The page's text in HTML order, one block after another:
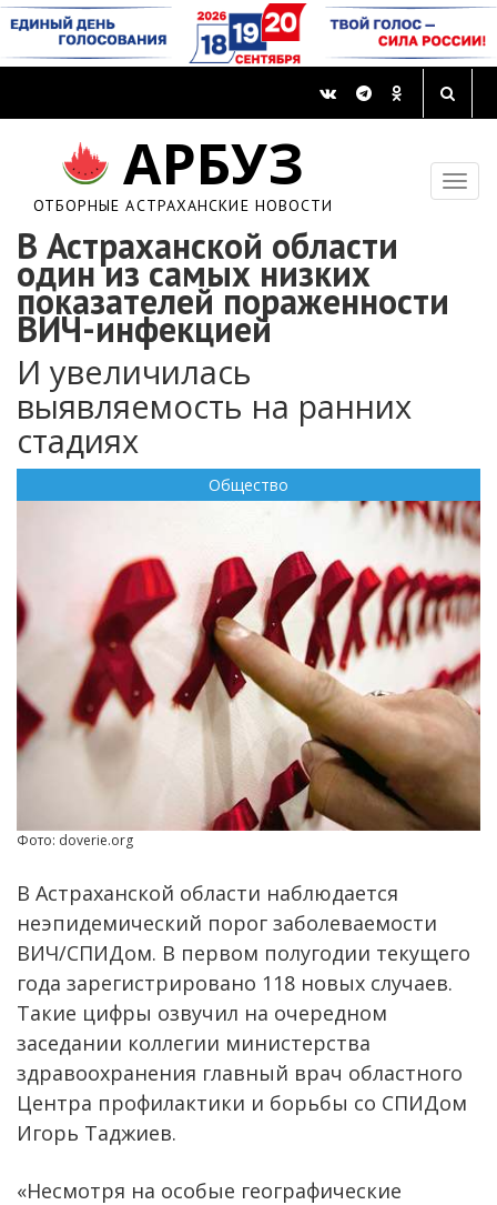
АРБУЗ
ОТБОРНЫЕ АСТРАХАНСКИЕ НОВОСТИ
В Астраханской области
один из самых низких
показателей пораженности
ВИЧ-инфекцией
И увеличилась
выявляемость на ранних
стадиях
Общество
Фото: doverie.org
В Астраханской области наблюдается
неэпидемический порог заболеваемости
ВИЧ/СПИДом. В первом полугодии текущего
года зарегистрировано 118 новых случаев.
Такие цифры озвучил на очередном
заседании коллегии министерства
здравоохранения главный врач областного
Центра профилактики и борьбы со СПИДом
Игорь Таджиев.
«Несмотря на особые географические